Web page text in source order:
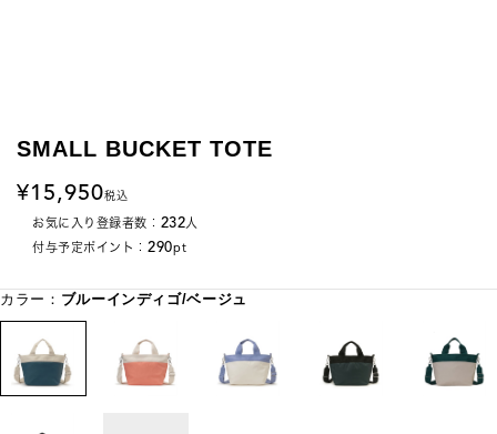
SMALL BUCKET TOTE
15,950税込
お気に入り登録者数： 232人
付与予定ポイント： 290pt
カラー： ブルーインディゴ/ベージュ